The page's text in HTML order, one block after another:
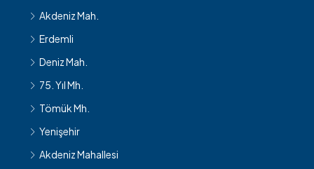
Akdeniz Mah.
Erdemli
Deniz Mah.
75. Yıl Mh.
Tömük Mh.
Yenişehir
Akdeniz Mahallesi